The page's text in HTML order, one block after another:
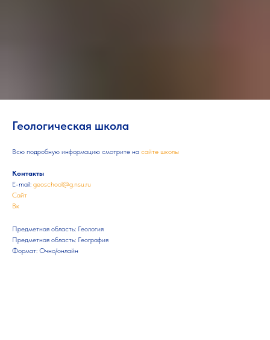
Геологическая школа
Всю подробную информацию смотрите на сайте школы
Контакты
E-mail: geoschool@g.nsu.ru
Сайт
Вк
Предметная область: Геология
Предметная область: География
Формат: Очно/онлайн